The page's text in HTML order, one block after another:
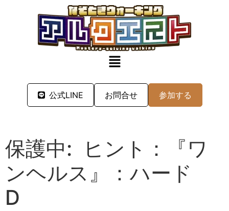
公式LINE お問合せ 参加する
保護中: ヒント：『ワ
ンヘルス』：ハード
D